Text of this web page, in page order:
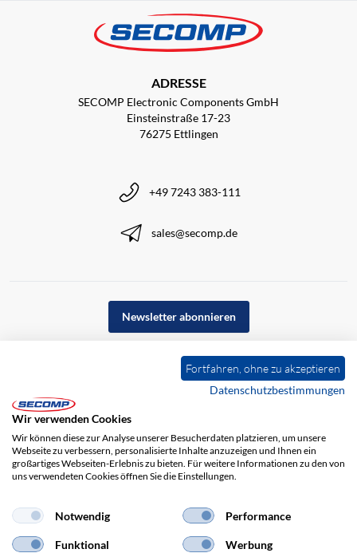
ADRESSE
SECOMP Electronic Components GmbH
Einsteinstraße 17-23
76275 Ettlingen
+49 7243 383-111
sales@secomp.de
Newsletter abonnieren
Impressum Haftungsausschluss
Fortfahren, ohne zu akzeptieren
Datenschutzbestimmungen
Wir verwenden Cookies
Wir können diese zur Analyse unserer Besucherdaten platzieren, um unsere
Webseite zu verbessern, personalisierte Inhalte anzuzeigen und Ihnen ein
großartiges Webseiten-Erlebnis zu bieten. Für weitere Informationen zu den von
uns verwendeten Cookies öffnen Sie die Einstellungen.
Notwendig Performance
Funktional Werbung